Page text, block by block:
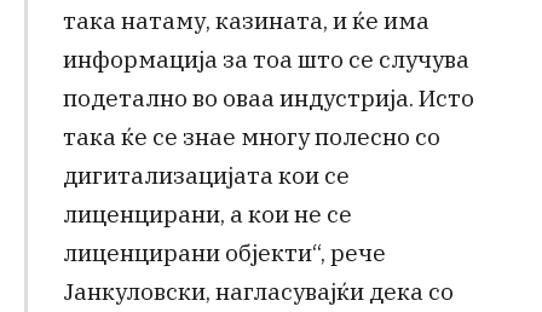
така натаму, казината, и ќе има
информација за тоа што се случува
подетално во оваа индустрија. Исто
така ќе се знае многу полесно со
дигитализацијата кои се
лиценцирани, а кои не се
лиценцирани објекти“, рече
Јанкуловски, нагласувајќи дека со